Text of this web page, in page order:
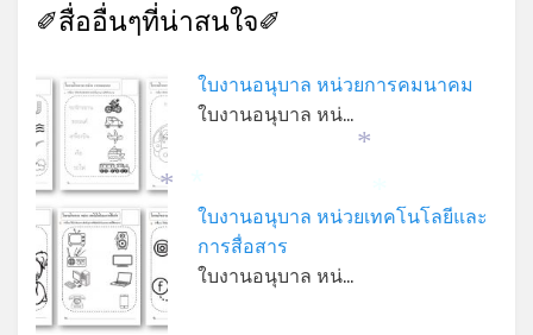
✐สื่ออื่นๆที่น่าสนใจ✐
ใบงานอนุบาล หน่วยการคมนาคม
ใบงานอนุบาล หน่…
ใบงานอนุบาล หน่วยเทคโนโลยีและ
การสื่อสาร
ใบงานอนุบาล หน่…
* *